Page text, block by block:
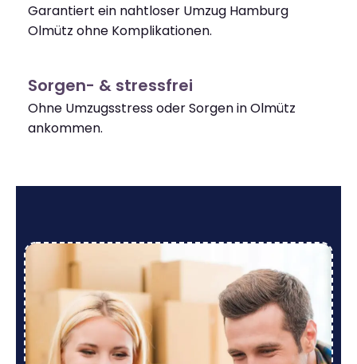
Garantiert ein nahtloser Umzug Hamburg
Olmütz ohne Komplikationen.
Sorgen- & stressfrei
Ohne Umzugsstress oder Sorgen in Olmütz
ankommen.